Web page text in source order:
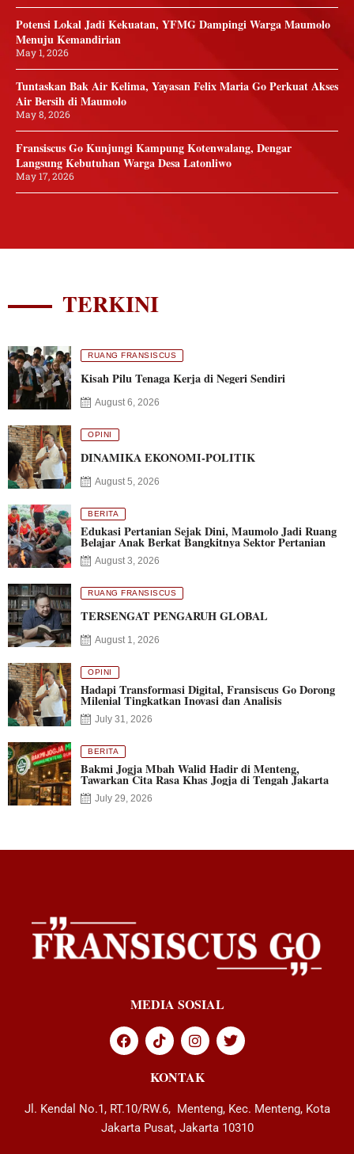
Potensi Lokal Jadi Kekuatan, YFMG Dampingi Warga Maumolo
Menuju Kemandirian
May 1, 2026
Tuntaskan Bak Air Kelima, Yayasan Felix Maria Go Perkuat Akses
Air Bersih di Maumolo
May 8, 2026
Fransiscus Go Kunjungi Kampung Kotenwalang, Dengar
Langsung Kebutuhan Warga Desa Latonliwo
May 17, 2026
TERKINI
RUANG FRANSISCUS
Kisah Pilu Tenaga Kerja di Negeri Sendiri
August 6, 2026
OPINI
DINAMIKA EKONOMI-POLITIK
August 5, 2026
BERITA
Edukasi Pertanian Sejak Dini, Maumolo Jadi Ruang
Belajar Anak Berkat Bangkitnya Sektor Pertanian
August 3, 2026
RUANG FRANSISCUS
TERSENGAT PENGARUH GLOBAL
August 1, 2026
OPINI
Hadapi Transformasi Digital, Fransiscus Go Dorong
Milenial Tingkatkan Inovasi dan Analisis
July 31, 2026
BERITA
Bakmi Jogja Mbah Walid Hadir di Menteng,
Tawarkan Cita Rasa Khas Jogja di Tengah Jakarta
July 29, 2026
MEDIA SOSIAL
KONTAK
Jl. Kendal No.1, RT.10/RW.6, Menteng, Kec. Menteng, Kota
Jakarta Pusat, Jakarta 10310